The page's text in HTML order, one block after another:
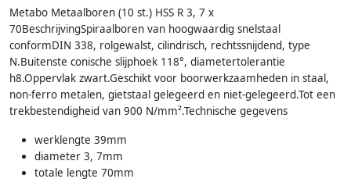
Metabo Metaalboren (10 st.) HSS R 3, 7 x
70BeschrijvingSpiraalboren van hoogwaardig snelstaal
conformDIN 338, rolgewalst, cilindrisch, rechtssnijdend, type
N.Buitenste conische slijphoek 118°, diametertolerantie
h8.Oppervlak zwart.Geschikt voor boorwerkzaamheden in staal,
non-ferro metalen, gietstaal gelegeerd en niet-gelegeerd.Tot een
trekbestendigheid van 900 N/mm².Technische gegevens
werklengte 39mm
diameter 3, 7mm
totale lengte 70mm